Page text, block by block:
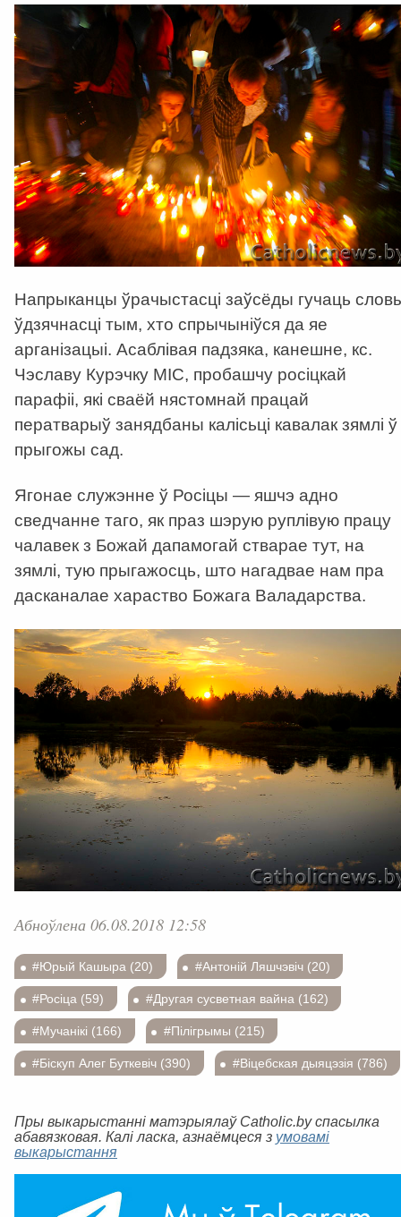
Напрыканцы ўрачыстасці заўсёды гучаць
ўдзячнасці тым, хто спрычыніўся да яе
арганізацыі. Асаблівая падзяка, канешне, кс.
Чэславу Курэчку МІС, пробашчу росіцкай
парафіі, які сваёй нястомнай працай
ператварыў занядбаны калісьці кавалак зямлі ў
прыгожы сад.
Ягонае служэнне ў Росіцы — яшчэ адно
сведчанне таго, як праз шэрую руплівую працу
чалавек з Божай дапамогай стварае тут, на
зямлі, тую прыгажосць, што нагадвае нам пра
дасканалае хараство Божага Валадарства.
Абноўлена 06.08.2018 12:58
#Юрый Кашыра (20) #Антоній Ляшчэвіч (20)
#Росіца (59) #Другая сусветная вайна (162)
#Мучанікі (166) #Пілігрымы (215)
#Біскуп Алег Буткевіч (390) #Віцебская дыяцэзія (786)
Пры выкарыстанні матэрыялаў Catholic.by спасылка
абавязковая. Калі ласка, азнаёмцеся з умовамі
выкарыстання